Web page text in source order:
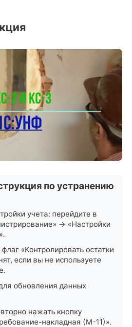
по устранению
учета: перейдите в
-> «Настройки
«Контролировать остатки
если вы не используете
обновления данных
нажать кнопку
накладная (М-11)».